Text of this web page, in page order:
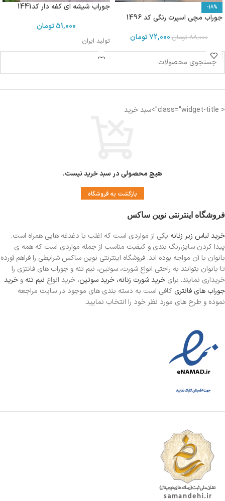
-18%
جوراب مچی اسپرت رنگی کد 1496
88,000 تومان72,000تومان
جوراب شیشه ای کفه دار کد1441
51,000تومان
تولید ایران
< class="widget-title">سبد خرید
هیچ محصولی در سبد خرید نیست.
بازگشت به فروشگاه
فروشگاه اینترنتی نوین ساکس
خرید لباس زیر زنانه یکی از مواردی است که اغلب با دغدغه هایی همراه است.
پیدا کردن سایز،رنگ بندی و کیفیت مناسب از جمله مواردی است که همه ی
بانوان با آن مواجه بوده اند. فروشگاه اینترنتی نوین ساکس شرایطی را فراهم آورده
تا بانوان بتوانند به راحتی انواع شورت، سوتین، نیم تنه و جوراب های فانتزی را
خریداری نمایند. برای خرید شورت زنانه، خرید سوتین، خرید انواع نیم تنه و خرید
جوراب های فانتری کافی است به دسته بندی های موجود در سایت مراجعه
نموده و طرح های مورد نظر خود را انتخاب نمایید.